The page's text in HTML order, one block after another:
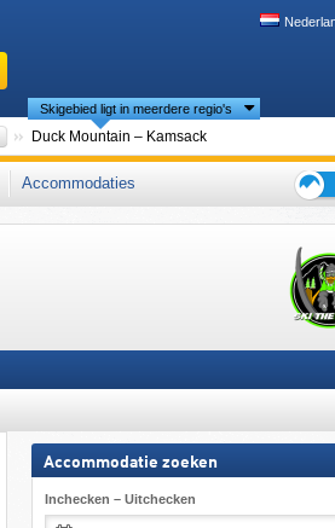
Provincies
Skigebied ligt in meerdere regio's
Duck Mountain – Kamsack
Accommodaties
de
Accommodatie zoeken
Inchecken – Uitchecken